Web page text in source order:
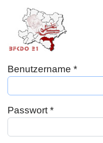
Benutzername *
Passwort *